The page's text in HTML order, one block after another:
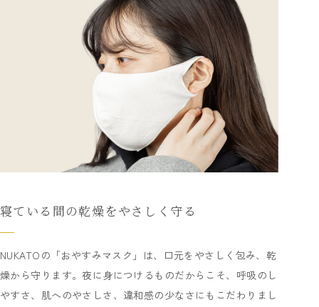
寝ている間の乾燥をやさしく守る
NUKATOの「おやすみマスク」は、口元をやさしく包み、乾
燥から守ります。夜に身につけるものだからこそ、呼吸のし
やすさ、肌へのやさしさ、違和感の少なさにもこだわりまし